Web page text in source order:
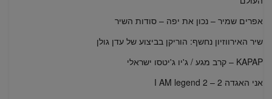
אפרים שמיר – נכון את יפה – סודות השיר
שיר האירווזיון נחשף: הוריקן בביצוע של עדן גולן
KAPAP – קרב מגע / ג'יו ג'יטסו ישראלי
אני האגדה 2 – I AM legend 2